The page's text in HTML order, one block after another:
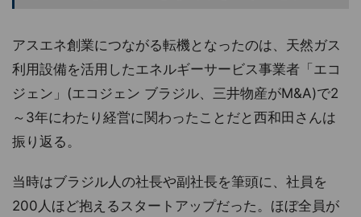
アスエネ創業につながる転機となったのは、天然ガス
利用設備を活用したエネルギーサービス事業者「エコ
ジェン」(エコジェン ブラジル、三井物産がM&A)で2
～3年にわたり経営に関わったことだと西和田さんは
振り返る。
当時はブラジル人の社長や副社長を筆頭に、社員を
200人ほど抱えるスタートアップだった。ほぼ全員が